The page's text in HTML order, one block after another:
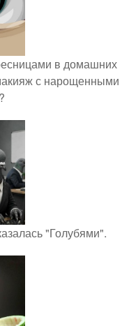
в домашних
с нарощенными
"Голубями".